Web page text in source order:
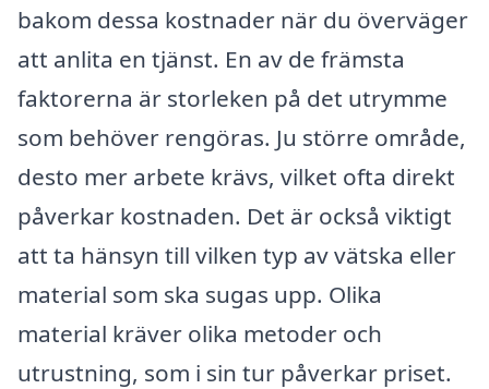
bakom dessa kostnader när du överväger
att anlita en tjänst. En av de främsta
faktorerna är storleken på det utrymme
som behöver rengöras. Ju större område,
desto mer arbete krävs, vilket ofta direkt
påverkar kostnaden. Det är också viktigt
att ta hänsyn till vilken typ av vätska eller
material som ska sugas upp. Olika
material kräver olika metoder och
utrustning, som i sin tur påverkar priset.